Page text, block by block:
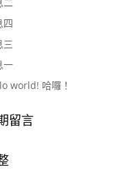
四
三
一
world! 哈囉！
留言